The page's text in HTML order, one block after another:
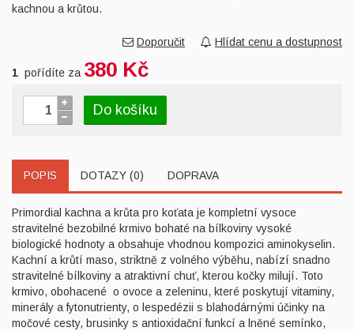
kachnou a krůtou.
Doporučit Hlídat cenu a dostupnost
1 pořídíte za 380 Kč
Do košíku
POPIS DOTAZY (0) DOPRAVA
Primordial kachna a krůta pro koťata je kompletní vysoce
stravitelné bezobilné krmivo bohaté na bílkoviny vysoké
biologické hodnoty a obsahuje vhodnou kompozici aminokyselin.
Kachní a krůtí maso, striktně z volného výběhu, nabízí snadno
stravitelné bílkoviny a atraktivní chuť, kterou kočky milují. Toto
krmivo, obohacené o ovoce a zeleninu, které poskytují vitaminy,
minerály a fytonutrienty, o lespedézii s blahodárnými účinky na
močové cesty, brusinky s antioxidační funkcí a lněné semínko,